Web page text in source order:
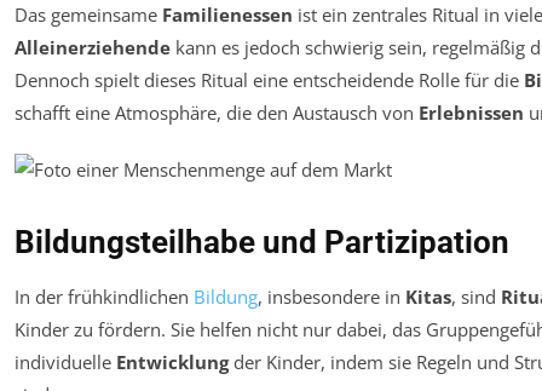
Das gemeinsame Familienessen ist ein zentrales Ritual in
Alleinerziehende kann es jedoch schwierig sein, regelmäßig
Dennoch spielt dieses Ritual eine entscheidende Rolle für die
schafft eine Atmosphäre, die den Austausch von Erlebnissen
Bildungsteilhabe und Partizipation
In der frühkindlichen Bildung, insbesondere in Kitas, sind
Kinder zu fördern. Sie helfen nicht nur dabei, das
individuelle Entwicklungder Kinder, indem sie Regeln und